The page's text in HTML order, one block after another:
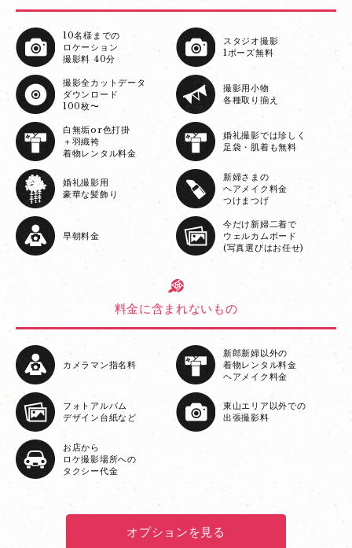
10名様までの
ロケーション
撮影料 40分
スタジオ撮影
1ポーズ無料
撮影全カットデータ
ダウンロード
100枚〜
撮影用小物
各種取り揃え
白無垢or色打掛
＋羽織袴
着物レンタル料金
婚礼撮影では珍しく
足袋・肌着も無料
婚礼撮影用
豪華な髪飾り
新婦さまの
ヘアメイク料金
つけまつげ
早朝料金
今だけ新婦二着で
ウェルカムボード
(写真選びはお任せ)
料金に含まれないもの
カメラマン指名料
新郎新婦以外の
着物レンタル料金
ヘアメイク料金
フォトアルバム
デザイン台紙など
東山エリア以外での
出張撮影料
お店から
ロケ撮影場所への
タクシー代金
オプションを見る